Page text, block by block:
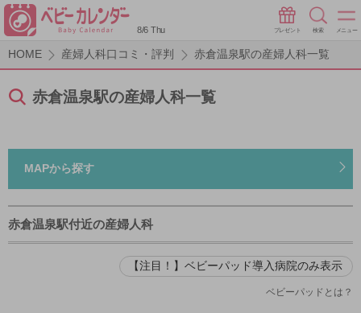
8/6 Thu プレゼント 検索 メニュー
HOME 産婦人科口コミ・評判 赤倉温泉駅の産婦人科一覧
赤倉温泉駅の産婦人科一覧
MAPから探す
赤倉温泉駅付近の産婦人科
【注目！】ベビーパッド導入病院のみ表示
ベビーパッドとは？